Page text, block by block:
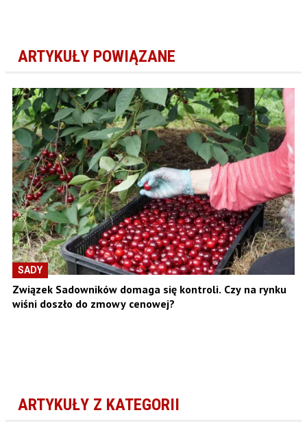
ARTYKUŁY POWIĄZANE
SADY
Związek Sadowników domaga się kontroli. Czy na rynku
wiśni doszło do zmowy cenowej?
ARTYKUŁY Z KATEGORII